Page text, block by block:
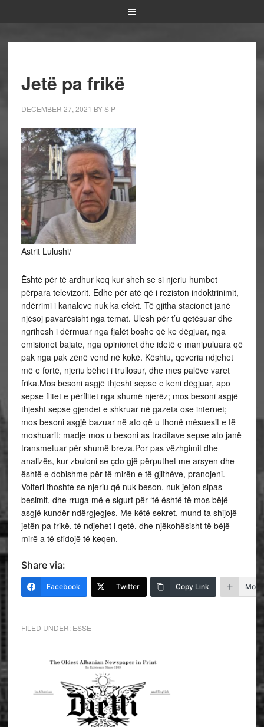
Jetë pa frikë
DECEMBER 27, 2021 BYS P
Astrit Lulushi/
Është për të ardhur keq kur sheh se si njeriu humbet
përpara televizorit. Edhe për atë që i reziston indoktrinimit,
ndërrimi i kanaleve nuk ka efekt. Të gjitha stacionet janë
njësoj pavarësisht nga temat. Ulesh për t’u qetësuar dhe
ngrihesh i dërmuar nga fjalët boshe që ke dëgjuar, nga
emisionet bajate, nga opinionet dhe idetë e manipuluara që
pak nga pak zënë vend në kokë. Kështu, qeveria ndjehet
më e fortë, njeriu bëhet i trullosur, dhe mes palëve varet
frika.Mos besoni asgjë thjesht sepse e keni dëgjuar, apo
sepse flitet e përflitet nga shumë njerëz; mos besoni asgjë
thjesht sepse gjendet e shkruar në gazeta ose internet;
mos besoni asgjë bazuar në ato që u thonë mësuesit e të
moshuarit; madje mos u besoni as traditave sepse ato janë
transmetuar për shumë breza.Por pas vëzhgimit dhe
analizës, kur zbuloni se çdo gjë përputhet me arsyen dhe
është e dobishme për të mirën e të gjithëve, pranojeni.
Volteri thoshte se njeriu që nuk beson, nuk jeton sipas
besimit, dhe rruga më e sigurt për ‘të është të mos bëjë
asgjë kundër ndërgjegjes. Me këtë sekret, mund ta shijojë
jetën pa frikë, të ndjehet i qetë, dhe njëkohësisht të bëjë
mirë a të sfidojë të keqen.
Share via:
Facebook Twitter Copy Link More
FILED UNDER: ESSE